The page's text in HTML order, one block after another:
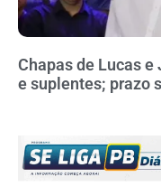
Chapas de Lucas
e suplentes; prazo